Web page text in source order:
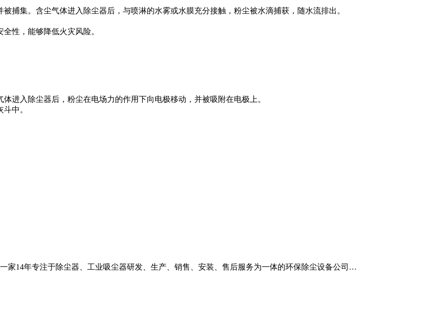
捕集。含尘气体进入除尘器后，与喷淋的水雾或水膜充分接触，粉尘被水滴捕获，随水流排出。
性，能够降低火灾风险。
进入除尘器后，粉尘在电场力的作用下向电极移动，并被吸附在电极上。
中。
家14年专注于除尘器、工业吸尘器研发、生产、销售、安装、售后服务为一体的环保除尘设备公司…